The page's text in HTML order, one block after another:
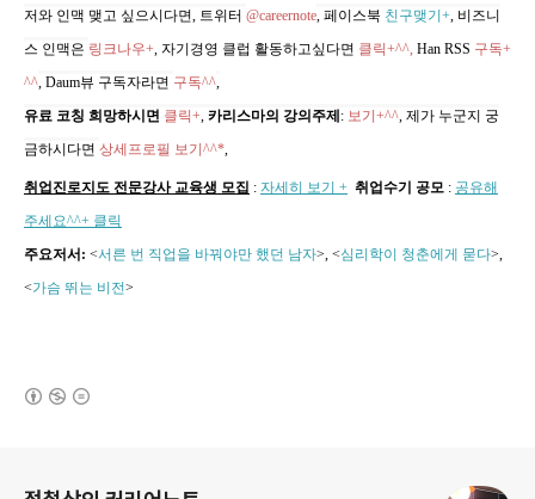
저와 인맥 맺고 싶으시다면, 트위터 @careernote, 페이스북 친구맺기+, 비즈니
스 인맥은 링크나우+, 자기경영 클럽 활동하고싶다면 클릭+^^, Han RSS 구독+
^^, Daum뷰 구독자라면 구독^^,
유료 코칭 희망하시면 클릭+, 카리스마의 강의주제 : 보기+^^, 제가 누군지 궁
금하시다면 상세프로필 보기^^*,
취업진로지도 전문강사 교육생 모집 : 자세히 보기 + 취업수기 공모 : 공유해
주세요^^+ 클릭
주요저서: <서른 번 직업을 바꿔야만 했던 남자>, <심리학이 청춘에게 묻다>,
<가슴 뛰는 비전>